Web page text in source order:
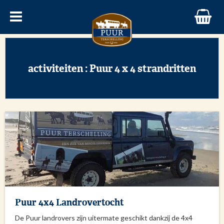
activiteiten : Puur 4 x 4 strandritten
Puur 4x4 Landrovertocht
De Puur landrovers zijn uitermate geschikt dankzij de 4x4